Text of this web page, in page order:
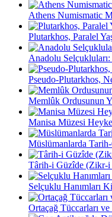
Athens Numismatic
Plutarkhos, Paralel
Anadolu
Pseudo-Plutarkhos,
Memlûk Ordusunun
Manisa Müzesi
Müslümanlarda Tarih-
Târih-i Güzîde (Zikr-i
Selçuklu Hanımları
Ortaçağ Tüccarları